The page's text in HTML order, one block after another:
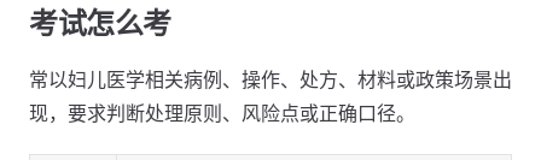
考试怎么考
常以妇儿医学相关病例、操作、处方、材料或政策场景出
现，要求判断处理原则、风险点或正确口径。